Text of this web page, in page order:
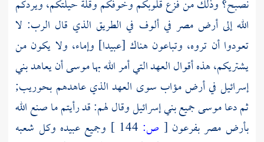
نصبح؟ وذلك من فزع قلوبكم وخوفكم وقلة حيلتكم، ويردكم
الله إلى أرض مصر في ألوف في الطريق الذي قال الرب: لا
تعودوا أن تروه، وتباعون هناك [عبيدا] وإماء، ولا يكون من
يشتريكم، هذه أقوال العهد التي أمر الله بهاموسىأن يعاهد بني
إسرائيل في أرض مؤاب سوى العهد الذي عاهدهم بحوريب;
ثم دعاموسىجميع بني إسرائيل وقال لهم: قد رأيتم ما صنع الله
بأرض مصربفرعون [ ص:
وجميع عبيده وكل شعبه